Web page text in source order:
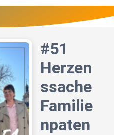
#51
Herzen
ssache
Familie
npaten